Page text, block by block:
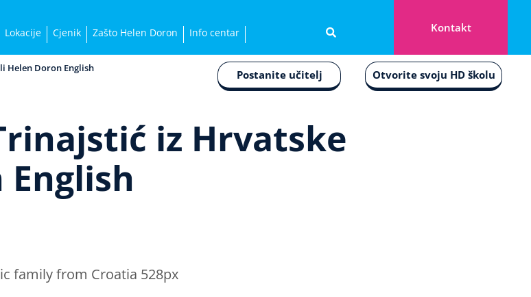
Lokacije Cjenik Zašto Helen Doron Info centar Kontakt
Helen Doron English Postanite učitelj Otvorite svoju HD školu
iz Hrvatske